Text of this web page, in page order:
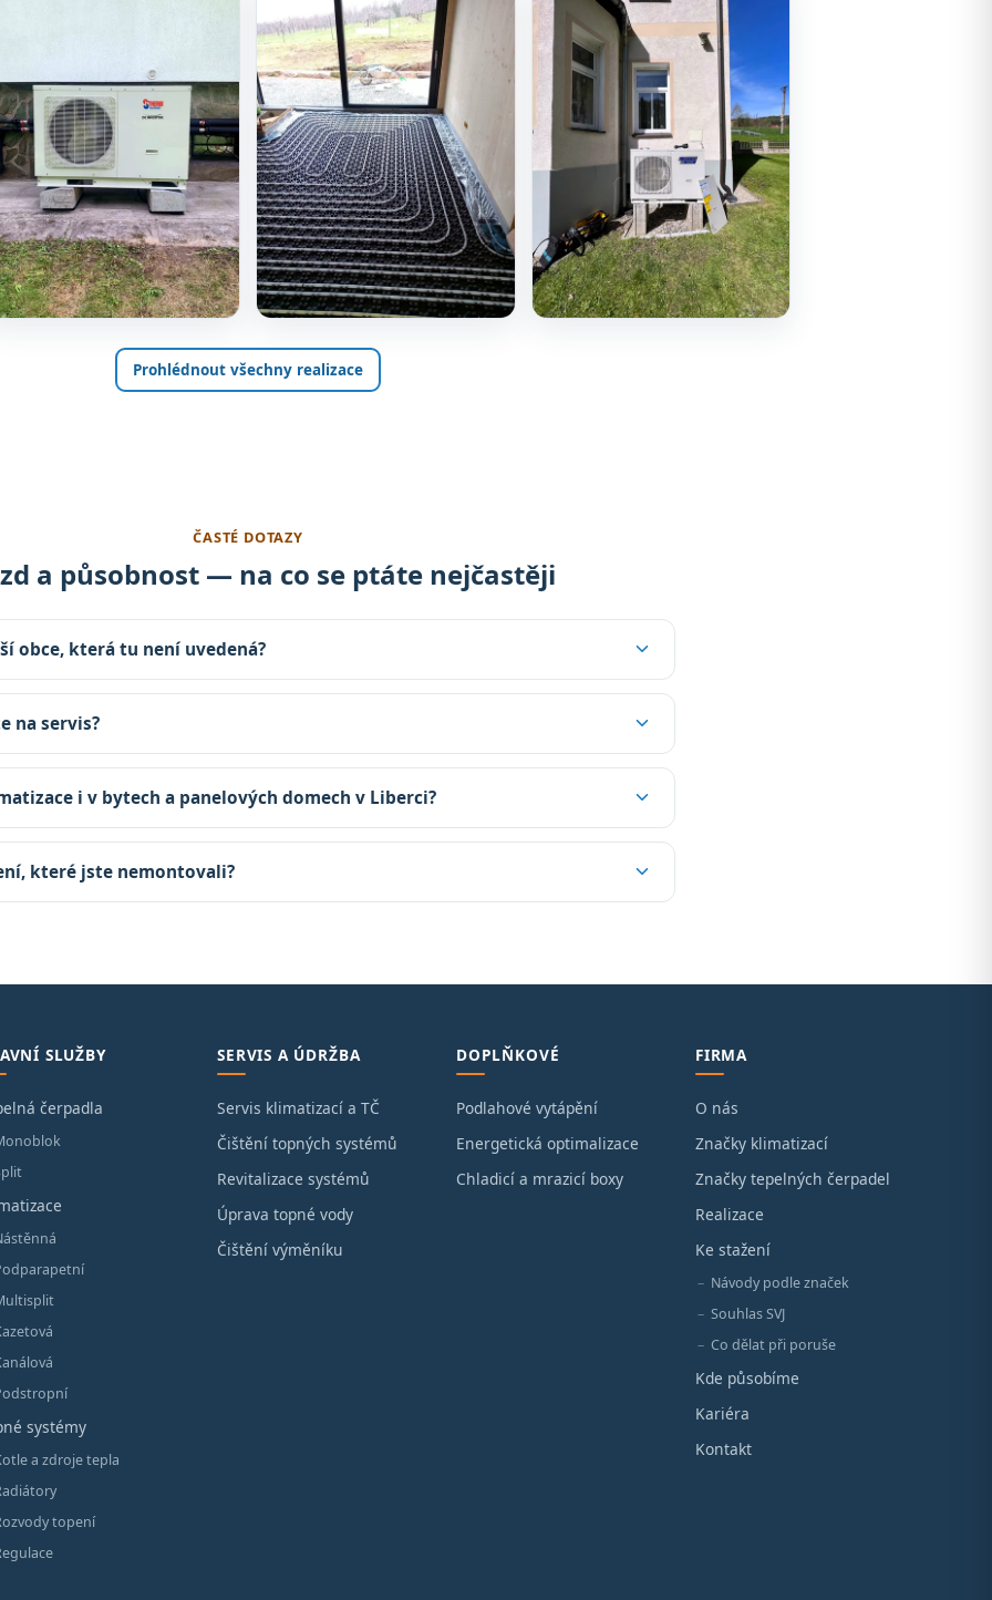
Prohlédnout všechny realizace
ČASTÉ DOTAZY
a působnost — na co se ptáte nejčastěji
obce, která tu není uvedená?
na servis?
i v bytech a panelových domech v Liberci?
které jste nemontovali?
SLUŽBY
čerpadla
systémy
a zdroje tepla
topení
SERVIS A ÚDRŽBA
Servis klimatizací a TČ
Čištění topných systémů
Revitalizace systémů
Úprava topné vody
Čištění výměníku
DOPLŇKOVÉ
Podlahové vytápění
Energetická optimalizace
Chladicí a mrazicí boxy
FIRMA
O nás
Značky klimatizací
Značky tepelných čerpadel
Realizace
Ke stažení
Návody podle značek
Souhlas SVJ
Co dělat při poruše
Kde působíme
Kariéra
Kontakt